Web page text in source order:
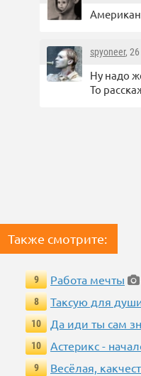
spyoneer,
Ну надо
То
Также смотрите:
9 Работа мечты
8
Таксую для
10
Да иди ты сам
10
Астерикс -
9
Весёлая,